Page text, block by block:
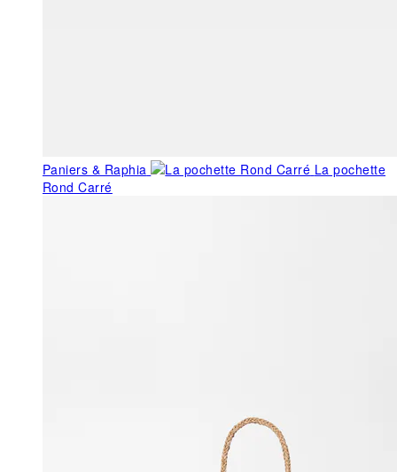
Paniers & Raphia
La pochette
Rond Carré